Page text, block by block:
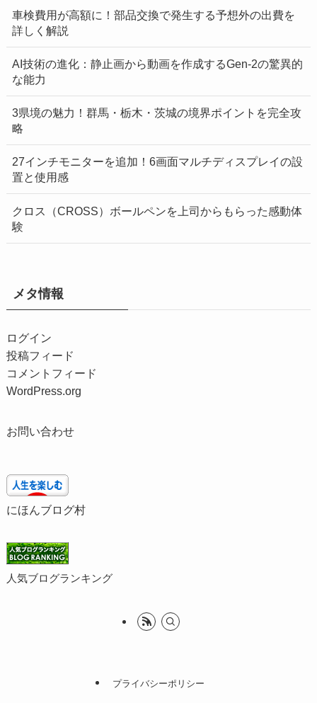
車検費用が高額に！部品交換で発生する予想外の出費を
詳しく解説
AI技術の進化：静止画から動画を作成するGen-2の驚異的
な能力
3県境の魅力！群馬・栃木・茨城の境界ポイントを完全攻
略
27インチモニターを追加！6画面マルチディスプレイの設
置と使用感
クロス（CROSS）ボールペンを上司からもらった感動体
験
メタ情報
ログイン
投稿フィード
コメントフィード
WordPress.org
お問い合わせ
にほんブログ村
人気ブログランキング
プライバシーポリシー